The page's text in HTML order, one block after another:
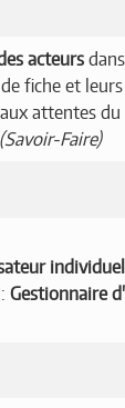
acteurs
fiche et
attentes du
(Savoir-Faire)
individuel
Gestionnaire